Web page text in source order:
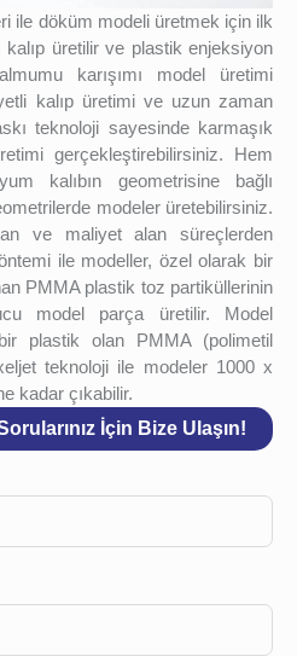
ile döküm modeli üretmek için ilk
üretilir ve plastik enjeksiyon
karışımı model üretimi
kalıp üretimi ve uzun zaman
teknoloji sayesinde karmaşık
gerçekleştirebilirsiniz. Hem
kalıbın geometrisine bağlı
modeler üretebilirsiniz.
ve maliyet alan süreçlerden
ile modeller, özel olarak bir
PMMA plastik toz partiküllerinin
model parça üretilir. Model
plastik olan PMMA (polimetil
teknoloji ile modeler 1000 x
kadar çıkabilir.
İçin Bize Ulaşın!